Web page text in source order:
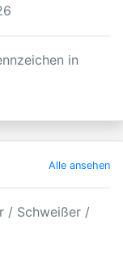
in
Alle ansehen
/ Schweißer /